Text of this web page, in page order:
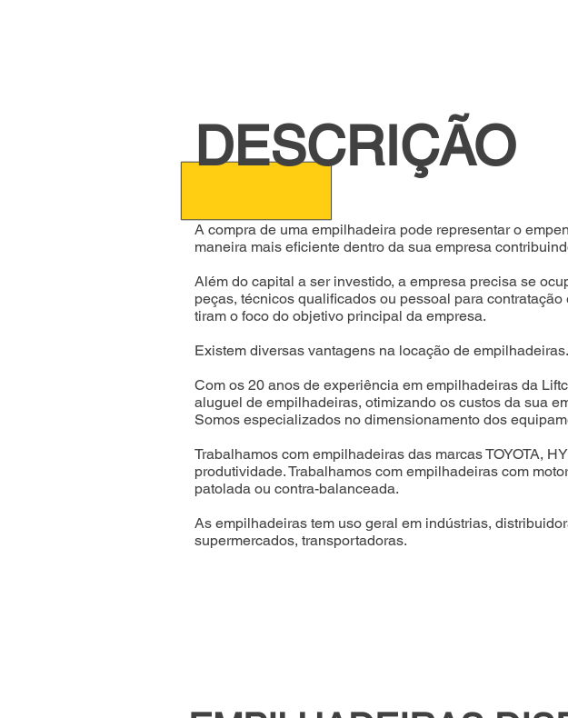
DESCRIÇÃO
A compra de uma empilhadeira pode representar o
maneira mais eficiente dentro da sua empresa
Além do capital a ser investido, a empresa precisa se
peças, técnicos qualificados ou pessoal para
tiram o foco do objetivo principal da empresa.
Existem diversas vantagens na locação de
Com os 20 anos de experiência em empilhadeiras da
aluguel de empilhadeiras, otimizando os custos da sua
Somos especializados no dimensionamento dos
Trabalhamos com empilhadeiras das marcas TOYOTA,
produtividade.Trabalhamos com empilhadeiras com
patolada ou contra-balanceada.
As empilhadeiras tem uso geral em indústrias,
supermercados, transportadoras.